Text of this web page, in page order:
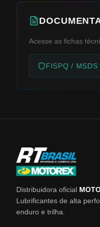
Acesse as fichas
FISPQ / MSDS
Distribuidora oficial
Lubrificantes de alta
enduro e trilha.